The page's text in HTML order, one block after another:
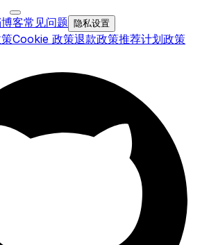
博客常见问题 隐私设置
Cookie 政策退款政策推荐计划政策